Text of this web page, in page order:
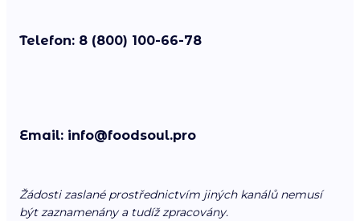
Telefon: 8 (800) 100-66-78
Email: info@foodsoul.pro
Žádosti zaslané prostřednictvím jiných kanálů nemusí
být zaznamenány a tudíž zpracovány.